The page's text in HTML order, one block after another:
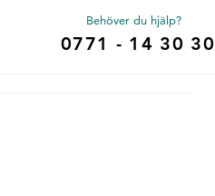
Behöver du hjälp?
0771 - 14 30 30